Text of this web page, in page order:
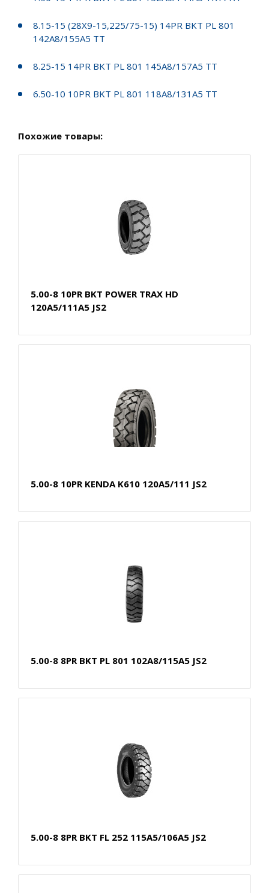
8.15-15 (28X9-15,225/75-15) 14PR BKT PL 801
142A8/155A5 TT
8.25-15 14PR BKT PL 801 145A8/157A5 TT
6.50-10 10PR BKT PL 801 118A8/131A5 TT
Похожие товары:
5.00-8 10PR BKT POWER TRAX HD
120A5/111A5 JS2
5.00-8 10PR KENDA K610 120A5/111 JS2
5.00-8 8PR BKT PL 801 102A8/115A5 JS2
5.00-8 8PR BKT FL 252 115A5/106A5 JS2